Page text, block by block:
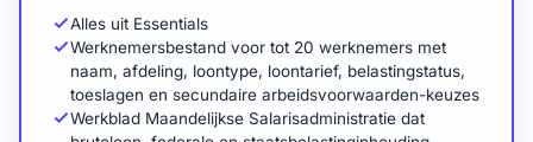
Alles uit Essentials
Werknemersbestand voor tot 20 werknemers met
naam, afdeling, loontype, loontarief, belastingstatus,
toeslagen en secundaire arbeidsvoorwaarden-keuzes
Werkblad Maandelijkse Salarisadministratie dat